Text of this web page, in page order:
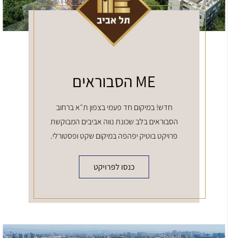
ME הסבוראים
חדש! במיקום חד פעמי בצפון ת״א ברחוב
הסבוראים בלב שכונת נווה אביבים המבוקשת
פרויקט בוטיק יפהפה במיקום שקט ופסטורלי.
כנסו לפרויקט